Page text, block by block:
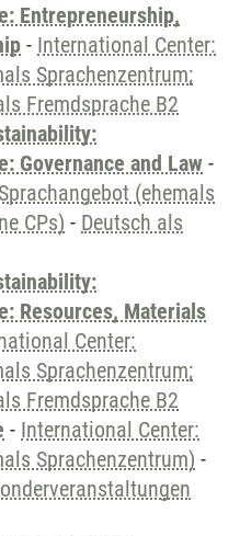
Entrepreneurship,
- International Center:
Sprachenzentrum;
Fremdsprache B2
Governance and Law -
(ehemals
CPs) - Deutsch als
Resources, Materials
Center:
Sprachenzentrum;
Fremdsprache B2
- International Center:
Sprachenzentrum) -